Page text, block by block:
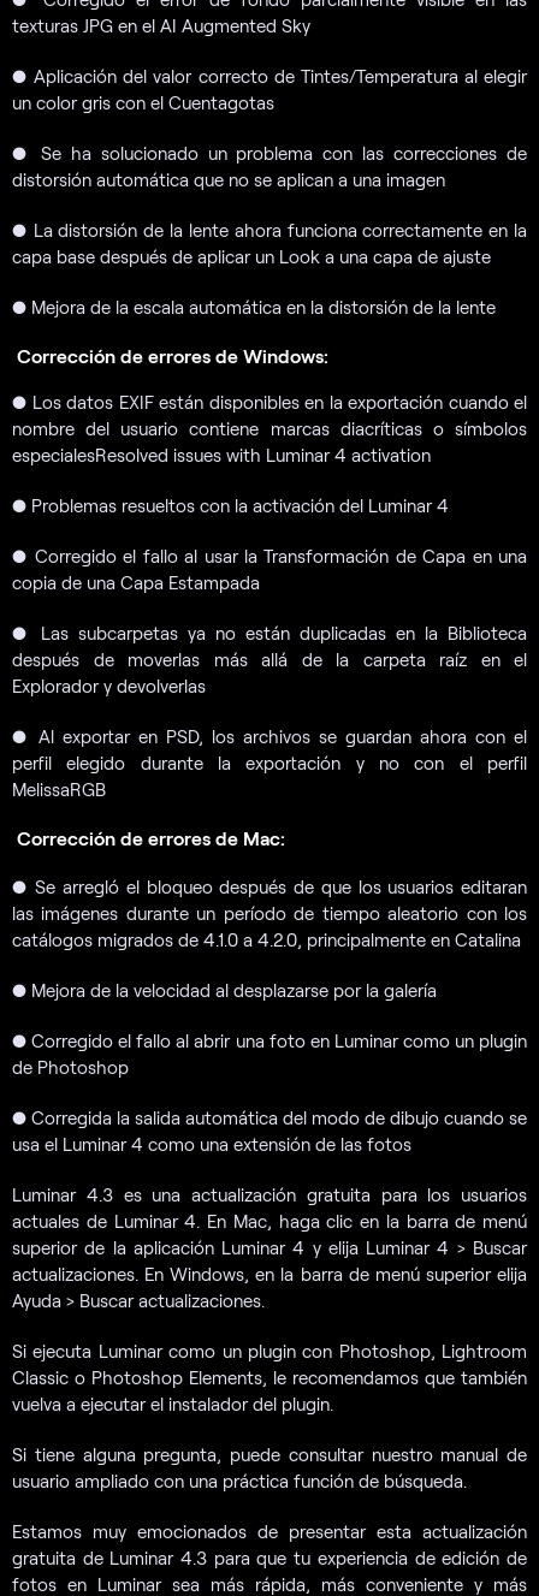
texturas JPG en el AI Augmented Sky
● Aplicación del valor correcto de Tintes/Temperatura al elegir
un color gris con el Cuentagotas
●
Se ha solucionado un problema con las correcciones de
distorsión automática que no se aplican a una imagen
● La distorsión de la lente ahora funciona correctamente en la
capa base después de aplicar un Look a una capa de ajuste
● Mejora de la escala automática en la distorsión de la lente
Corrección de errores de Windows:
● Los datos EXIF están disponibles en la exportación cuando el
nombre del usuario contiene marcas diacríticas o símbolos
especialesResolved issues with Luminar 4 activation
● Problemas resueltos con la activación del Luminar 4
● Corregido el fallo al usar la Transformación de Capa en una
copia de una Capa Estampada
● Las subcarpetas ya no están duplicadas en la Biblioteca
después de moverlas más allá de la carpeta raíz en el
Explorador y devolverlas
● Al exportar en PSD, los archivos se guardan ahora con el
perfil elegido durante la exportación y no con el perfil
MelissaRGB
Corrección de errores de Mac:
● Se arregló el bloqueo después de que los usuarios editaran
las imágenes durante un período de tiempo aleatorio con los
catálogos migrados de 4.1.0 a 4.2.0, principalmente en Catalina
● Mejora de la velocidad al desplazarse por la galería
● Corregido el fallo al abrir una foto en Luminar como un plugin
de Photoshop
● Corregida la salida automática del modo de dibujo cuando se
usa el Luminar 4 como una extensión de las fotos
Luminar 4.3 es una actualización gratuita para los usuarios
actuales de Luminar 4. En Mac, haga clic en la barra de menú
superior de la aplicación Luminar 4 y elija Luminar 4 > Buscar
actualizaciones. En Windows, en la barra de menú superior elija
Ayuda > Buscar actualizaciones.
Si ejecuta Luminar como un plugin con Photoshop, Lightroom
Classic o Photoshop Elements, le recomendamos que también
vuelva a ejecutar el instalador del plugin.
Si tiene alguna pregunta, puede consultar nuestro manual de
usuario ampliado con una práctica función de búsqueda.
Estamos muy emocionados de presentar esta actualización
gratuita de Luminar 4.3 para que tu experiencia de edición de
fotos en Luminar sea más rápida, más conveniente y más